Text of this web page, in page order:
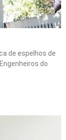
de espelhos de
do